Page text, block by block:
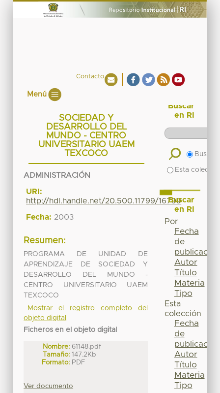
Contacto
Menú
SOCIEDAD Y
DESARROLLO DEL
MUNDO - CENTRO
UNIVERSITARIO UAEM
TEXCOCO
ADMINISTRACIÓN
URI:
http://hdl.handle.net/20.500.11799/16799
Fecha: 2003
Resumen:
PROGRAMA DE UNIDAD DE
APRENDIZAJE DE SOCIEDAD Y
DESARROLLO DEL MUNDO -
CENTRO UNIVERSITARIO UAEM
TEXCOCO
Mostrar el registro completo del
objeto digital
Ficheros en el objeto digital
Nombre: 61148.pdf
Tamaño: 147.2Kb
Formato: PDF
Ver documento
Buscar
en RI
Buscar
Esta
Buscar
en RI
Por
Fecha
de
publicación
Autor
Título
Materia
Tipo
Esta
colección
Fecha
de
publicación
Autor
Título
Materia
Tipo